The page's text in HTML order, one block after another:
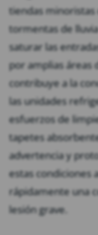
tiendas minoristas
tormentas de
saturar las
por amplias áreas
contribuye a la
las unidades
esfuerzos de
tapetes
advertencia y
estas condiciones
rápidamente una
lesión grave.